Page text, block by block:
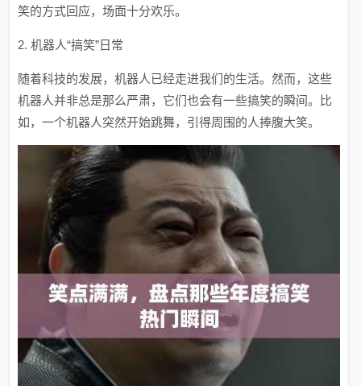
笑的方式回应，场面十分欢乐。
2. 机器人“搞笑”日常
随着科技的发展，机器人已经走进我们的生活。然而，这些
机器人并非总是那么严肃，它们也会有一些搞笑的瞬间。比
如，一个机器人突然开始跳舞，引得周围的人捧腹大笑。